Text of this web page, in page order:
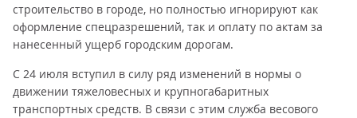
строительство в городе, но полностью игнорируют как
оформление спецразрешений, так и оплату по актам за
нанесенный ущерб городским дорогам.
С 24 июля вступил в силу ряд изменений в нормы о
движении тяжеловесных и крупногабаритных
транспортных средств. В связи с этим служба весового